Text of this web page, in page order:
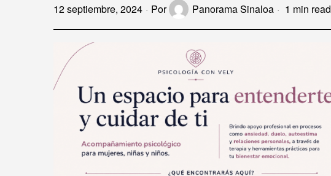
12 septiembre, 2024 Por Panorama Sinaloa 1 min read